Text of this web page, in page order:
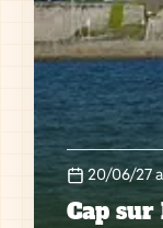
20/06/27
Cap